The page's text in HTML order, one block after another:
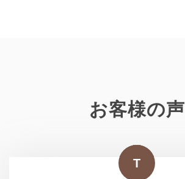
お客様の声
悟
斎
T
陽